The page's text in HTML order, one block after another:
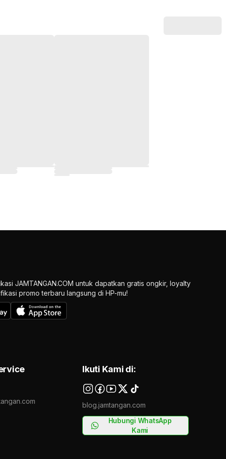
JAMTANGAN.COM untuk dapatkan gratis ongkir, loyalty
promo terbaru langsung di HP-mu!
Ikuti Kami di:
blog.jamtangan.com
Hubungi WhatsApp
Kami